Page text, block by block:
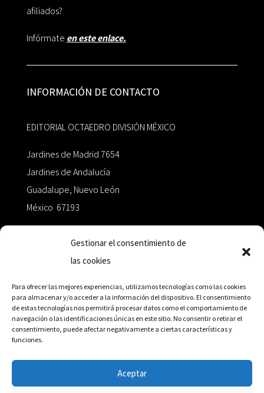
Gestionar el consentimiento de
las cookies
Para ofrecer las mejores experiencias, utilizamos tecnologías como las cookies
para almacenar y/o acceder a la información del dispositivo. El consentimiento
de estas tecnologías nos permitirá procesar datos como el comportamiento de
navegación o las identificaciones únicas en este sitio. No consentir o retirar el
consentimiento, puede afectar negativamente a ciertas características y
funciones.
Aceptar
afiliados?
Infórmate en este enlace.
INFORMACIÓN DE CONTACTO
EDITORIAL OCTAEDRO DIVISIÓN MÉXICO
Jardines de Madrid 7654
Jardines de Andalucía
Guadalupe, Nuevo León
México 67193
+52 811.499.5638
RED DE DISTRIBUCIÓN
Distribuidores en México y Octaedro internacional